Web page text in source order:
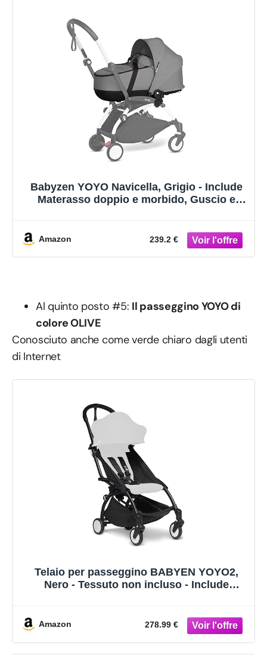
Babyzen YOYO Navicella, Grigio - Include
Materasso doppio e morbido, Guscio e
Amazon 239.2 €
Al quinto posto #5: Il passeggino YOYO di
colore OLIVE
Conosciuto anche come verde chiaro dagli utenti
di Internet
Telaio per passeggino BABYEN YOYO2,
Nero - Tessuto non incluso - Include
tracolla e la custodia protettiva
Amazon 278.99 €